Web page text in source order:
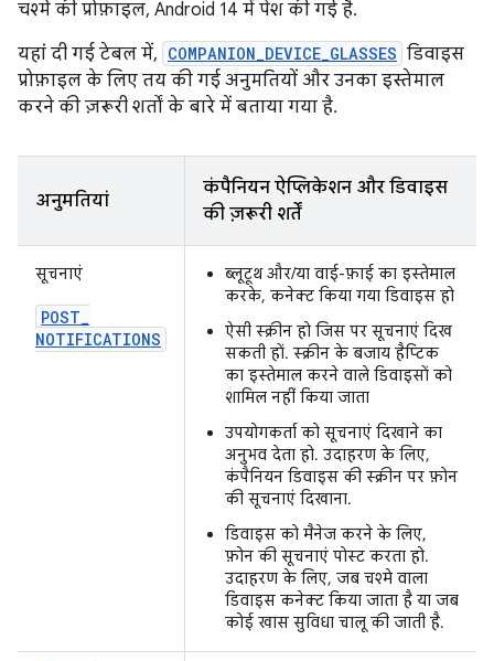
चश्मे की प्रोफ़ाइल, Android 14 में पेश की गई है.
यहां दी गई टेबल में, COMPANION_DEVICE_GLASSES डिवाइस
प्रोफ़ाइल के लिए तय की गई अनुमतियों और उनका इस्तेमाल
करने की ज़रूरी शर्तों के बारे में बताया गया है.
अनुमतियां
कंपैनियन ऐप्लिकेशन और डिवाइस
की ज़रूरी शर्तें
सूचनाएं
POST_
NOTIFICATIONS
ब्लूटूथ और/या वाई-फ़ाई का इस्तेमाल
करके, कनेक्ट किया गया डिवाइस हो
ऐसी स्क्रीन हो जिस पर सूचनाएं दिख
सकती हों. स्क्रीन के बजाय हैप्टिक
का इस्तेमाल करने वाले डिवाइसों को
शामिल नहीं किया जाता
उपयोगकर्ता को सूचनाएं दिखाने का
अनुभव देता हो. उदाहरण के लिए,
कंपैनियन डिवाइस की स्क्रीन पर फ़ोन
की सूचनाएं दिखाना.
डिवाइस को मैनेज करने के लिए,
फ़ोन की सूचनाएं पोस्ट करता हो.
उदाहरण के लिए, जब चश्मे वाला
डिवाइस कनेक्ट किया जाता है या जब
कोई खास सुविधा चालू की जाती है.